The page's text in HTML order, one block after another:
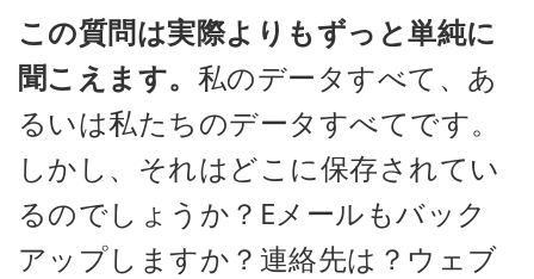
この質問は実際よりもずっと単純に
聞こえます。 私のデータすべて、あ
るいは私たちのデータすべてです。
しかし、それはどこに保存されてい
るのでしょうか？Eメールもバック
アップしますか？連絡先は？ウェブ